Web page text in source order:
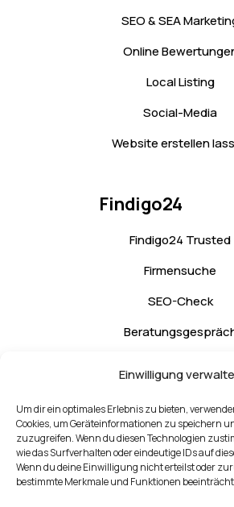
Einwilligung
Um dir ein optimales Erlebnis zu bieten,
Cookies, um Geräteinformationen zu speichern
zuzugreifen. Wenn du diesen Technologien
wie das Surfverhalten oder eindeutige IDs auf
Wenn du deine Einwilligung nicht erteilst oder
bestimmte Merkmale und Funktionen
SEO & SEA
Online
Local Listing
Social-Media
Website erstellen
Findigo24
Findigo24 Trusted
Firmensuche
SEO-Check
Rechtliches
Impressum